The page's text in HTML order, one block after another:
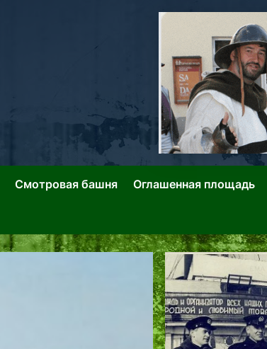
Переулки Городских Легенд
Смотровая башня Оглашенная площадь